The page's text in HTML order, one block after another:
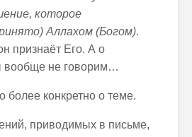
которое
Аллахом (Богом).
признаёт Его. А о
не говорим…
более конкретно о теме.
приводимых в письме,